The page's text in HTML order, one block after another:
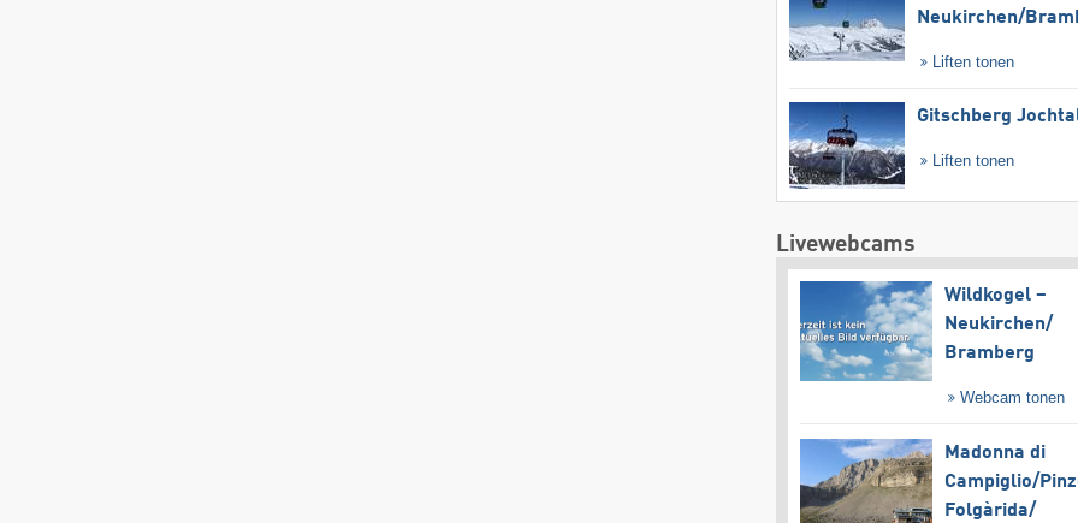
Neukirchen/​
Liften tonen
Gitschberg
Liften tonen
Livewebcams
Wildkogel –
Neukirchen/​
Bramberg
Webcam tonen
Madonna di
Campiglio/​
Folgàrida/​